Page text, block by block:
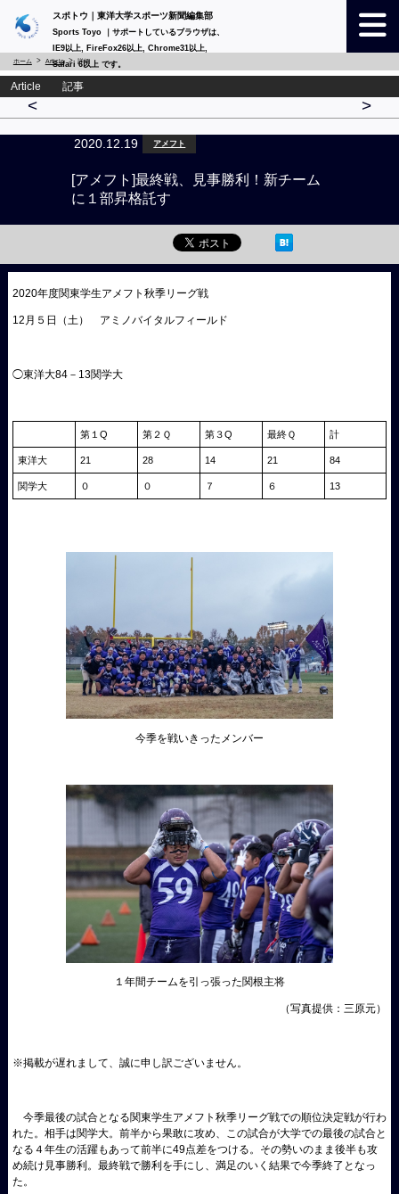
スポトウ｜東洋大学スポーツ新聞編集部
Sports Toyo ｜サポートしているブラウザは、
IE9以上, FireFox26以上, Chrome31以上,
Safari 6以上 です。
ホーム Article 詳細
Article 記事
< >
2020.12.19 アメフト
[アメフト]最終戦、見事勝利！新チーム
に１部昇格託す
2020年度関東学生アメフト秋季リーグ戦
12月５日（土） アミノバイタルフィールド
◯東洋大84－13関学大
第１Q 第２Ｑ 第３Q 最終Ｑ 計
東洋大 21 28 14 21 84
関学大 ０ ０ ７ ６ 13
今季を戦いきったメンバー
１年間チームを引っ張った関根主将
（写真提供：三原元）
※掲載が遅れまして、誠に申し訳ございません。
今季最後の試合となる関東学生アメフト秋季リーグ戦での順位決定戦が行わ
れた。相手は関学大。前半から果敢に攻め、この試合が大学での最後の試合と
なる４年生の活躍もあって前半に49点差をつける。その勢いのまま後半も攻
め続け見事勝利。最終戦で勝利を手にし、満足のいく結果で今季終了となっ
た。